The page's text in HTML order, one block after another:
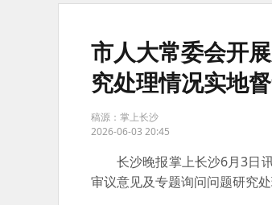
市人大常委会开
究处理情况实地
稿源：掌上长沙
2026-06-03 20:45
长沙晚报掌上长沙6月3日
审议意见及专题询问问题研究